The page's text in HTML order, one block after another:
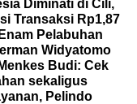
Diminati di Cili,
Transaksi Rp1,87
Pelabuhan
Widyatomo
Budi: Cek
sekaligus
Pelindo